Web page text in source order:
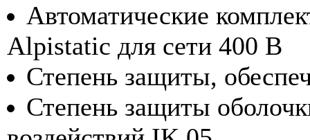
Автоматические
Alpistatic для сети 400 В
Степень защиты,
Степень защиты